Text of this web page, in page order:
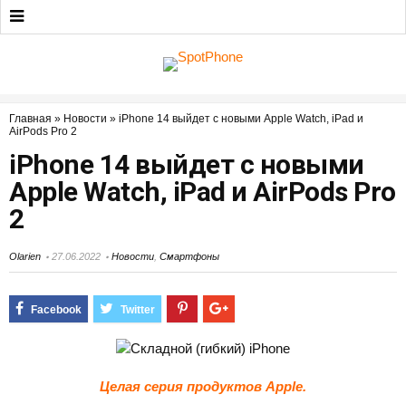
Главная » Новости » iPhone 14 выйдет с новыми Apple Watch, iPad и
AirPods Pro 2
iPhone 14 выйдет с новыми
Apple Watch, iPad и AirPods Pro
2
Olarien 27.06.2022 Новости Смартфоны
Целая серия продуктов Apple.